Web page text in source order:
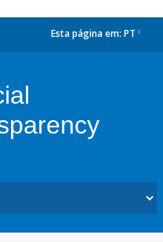
Esta página em: PT